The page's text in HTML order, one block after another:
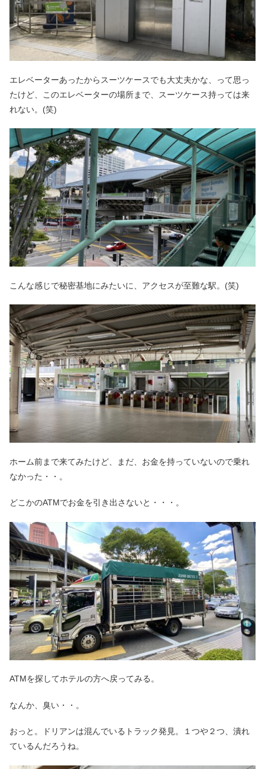
エレベーターあったからスーツケースでも大丈夫かな、って思っ
たけど、このエレベーターの場所まで、スーツケース持っては来
れない。(笑)
こんな感じで秘密基地にみたいに、アクセスが至難な駅。(笑)
ホーム前まで来てみたけど、まだ、お金を持っていないので乗れ
なかった・・。
どこかのATMでお金を引き出さないと・・・。
ATMを探してホテルの方へ戻ってみる。
なんか、臭い・・。
おっと。ドリアンは混んでいるトラック発見。１つや２つ、潰れ
ているんだろうね。